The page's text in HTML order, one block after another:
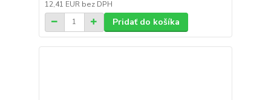
12,41 EUR bez DPH
Pridať do košíka